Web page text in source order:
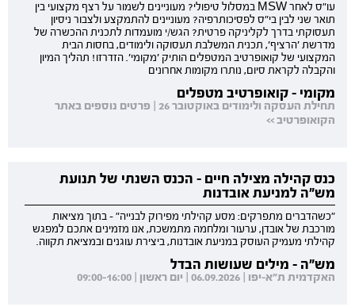
עו"ס לאחר MSW במסלול טיפולי? מעוניינים לשמור על רצף מקצועי בין
תואר שני לבין בי"ס לפסיכותרפיה? מעוניינים להתמקצע ולצבור ניסיון
תעסוקתי בדרך לקליניקה פרטית? הגש/י מועמדות לתכנית ההכשרה של
מדרשת 'הרציף', תכנית המשלבת תעסוקה ולימודים, בחסות הבית
המקצועי של קואופרטיב המטפלים הותיק 'מקומי'. הזדרזו! תהליך המיון
והקבלה לקראת סיום, נותרו מקומות אחרונים
מקומי - קואופרטיב מטפלים
תחילת העסקה ולימודים באוקטובר 26 | פרטים נוספים באתר
הקואופרטיב >>
כנס קהילה מצילה חיים - הכנס השנתי של תנועת
מש"ה למניעת אובדנות
"כשהדברים מתפרקים: מסע קהילתי מפירוק לבנייה" - בתוך מציאות
מורכבת של אובדן, ערעור ומלחמה מתמשכת, אנו מזמינים אתכם למפגש
קהילתי מעמיק העוסק במניעת אובדנות, ביצירת עוגנים ובמציאת תקווה.
מש"ה - מילים שעושות הבדל
האקדמית ת"א-יפו | 06.09.2026 | יום ראשון | 09:00-16:00